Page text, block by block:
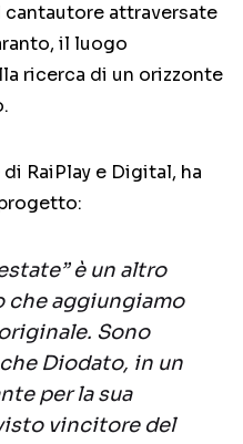
attraversate
il luogo
ricerca di un orizzonte
RaiPlay e Digital, ha
è un altro
che aggiungiamo
Sono
Diodato, in un
per la sua
vincitore del